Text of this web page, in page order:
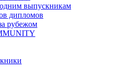
выпускникам
дипломов
рубежом